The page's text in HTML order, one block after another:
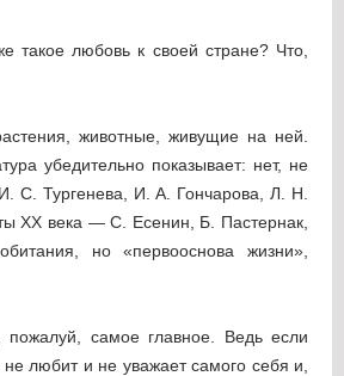
такое любовь к своей стране? Что,
животные, живущие на ней.
убедительно показывает: нет, не
С. Тургенева, И. А. Гончарова, Л. Н.
XX века — С. Есенин, Б. Пастернак,
но «первооснова жизни»,
самое главное. Ведь если
любит и не уважает самого себя и,